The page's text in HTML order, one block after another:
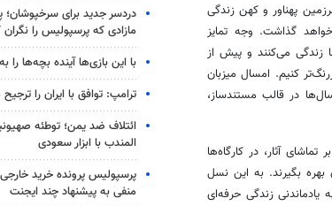
پهناور و کهن زندگی
گذاشت. وجه تمایز
زندگی می‌کنند و پیش از
کنیم. امسال میزبان
در قالب مستندساز،
آثار، در کارگاه‌ها
بهره بگیرند. به این نسل
یادماندنی زندگی حرفه‌ای
دردسر جدید برای سرخپوشان؛
مازادی که پرسپولیس را نگران
با این بازی‌ها آینده بچه‌ها را
ترامپ: توافق با ایران را
ائتلاف ضد یمن؛ توطئه
المندب با ابزار سعودی
پرسپولیس پرونده خرید
منفی به پیشنهاد چند ایجنت